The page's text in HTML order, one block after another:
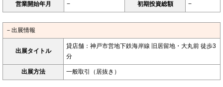
営業開始年月 − 初期投資総額 −
－出展情報
出展タイトル
貸店舗：神戸市営地下鉄海岸線 旧居留地・大丸前 徒歩3
分
出展方法 一般取引（居抜き）